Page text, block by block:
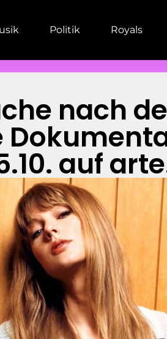
Politik Royals
nach
auf